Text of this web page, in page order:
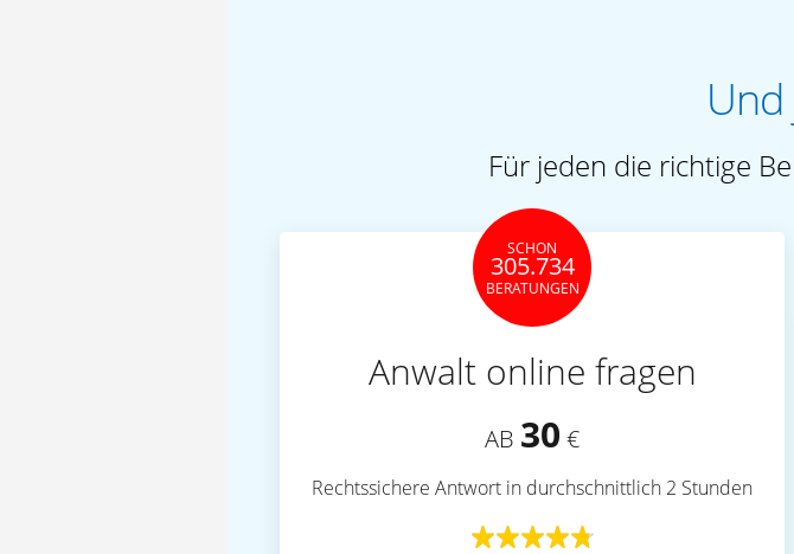
Und
Für jeden die richtige
SCHON
305.734
BERATUNGEN
Anwalt online fragen
AB 30 €
Rechtssichere Antwort in durchschnittlich 2 Stunden